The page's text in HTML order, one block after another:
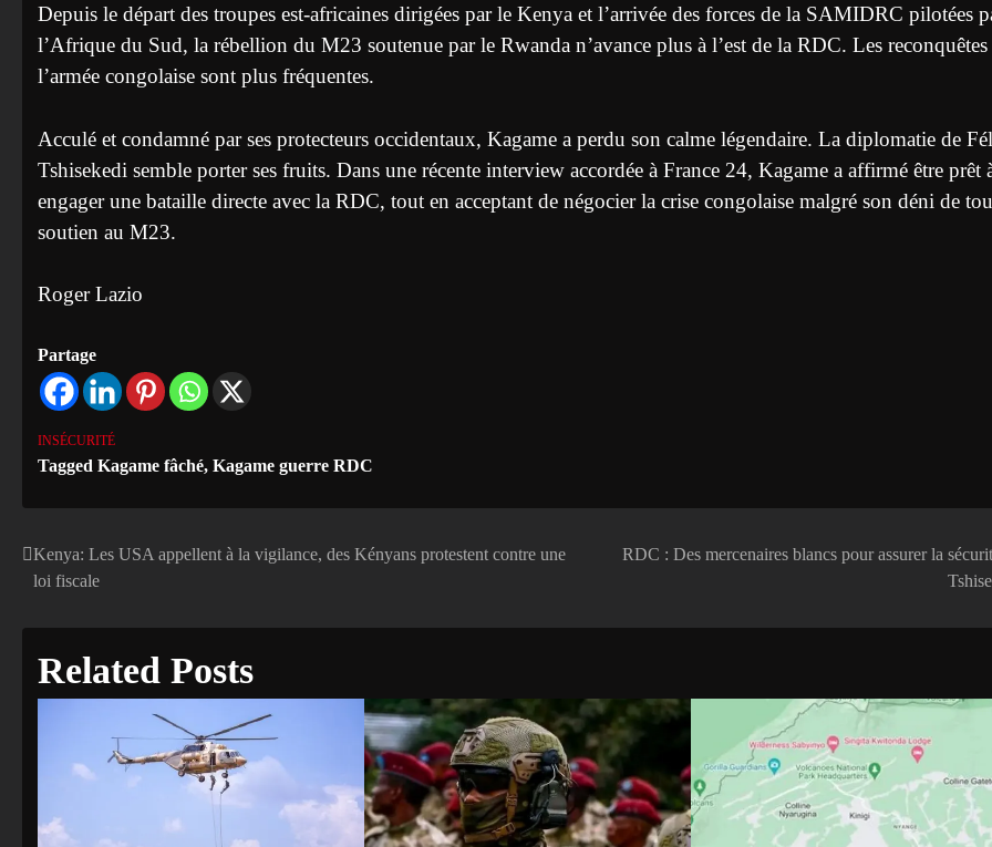
Depuis le départ des troupes est-africaines dirigées par le Kenya et l’arrivée des forces de la SAMIDRC pilotées
l’Afrique du Sud, la rébellion du M23 soutenue par le Rwanda n’avance plus à l’est de la RDC. Les reconquêtes
l’armée congolaise sont plus fréquentes.
Acculé et condamné par ses protecteurs occidentaux, Kagame a perdu son calme légendaire. La diplomatie de
Tshisekedi semble porter ses fruits. Dans une récente interview accordée à France 24, Kagame a affirmé être prêt
engager une bataille directe avec la RDC, tout en acceptant de négocier la crise congolaise malgré son déni de
soutien au M23.
Roger Lazio
Partage
INSÉCURITÉ
Tagged Kagame fâché, Kagame guerre RDC
Navigation
Kenya: Les USA appellent à la vigilance, des Kényans protestent contre une
loi fiscale
RDC : Des mercenaires blancs pour assurer la
Related Posts